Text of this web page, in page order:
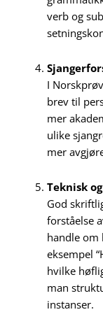
verb og
I
brev til
mer
ulike
mer
Teknisk
God
forståelse
handle om
eksempel
hvilke
man
instanser.